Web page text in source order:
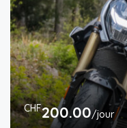
CHF200.00/jour